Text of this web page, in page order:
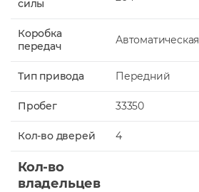
силы
Коробка
передач
Автоматическая
Тип привода Передний
Пробег 33350
Кол-во дверей 4
Кол-во
владельцев